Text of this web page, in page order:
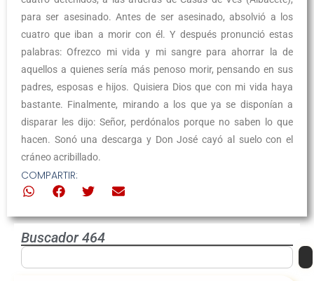
para ser asesinado. Antes de ser asesinado, absolvió a los
cuatro que iban a morir con él. Y después pronunció estas
palabras: Ofrezco mi vida y mi sangre para ahorrar la de
aquellos a quienes sería más penoso morir, pensando en sus
padres, esposas e hijos. Quisiera Dios que con mi vida haya
bastante. Finalmente, mirando a los que ya se disponían a
disparar les dijo: Señor, perdónalos porque no saben lo que
hacen. Sonó una descarga y Don José cayó al suelo con el
cráneo acribillado.
COMPARTIR:
Buscador 464